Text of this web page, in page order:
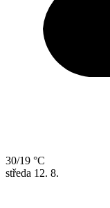
30/19 °C
středa 12. 8.